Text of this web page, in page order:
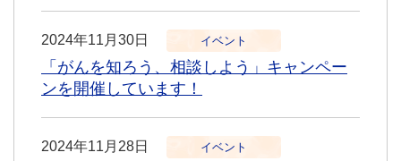
2024年11月30日 イベント
「がんを知ろう、相談しよう」キャンペー
ンを開催しています！
2024年11月28日 イベント